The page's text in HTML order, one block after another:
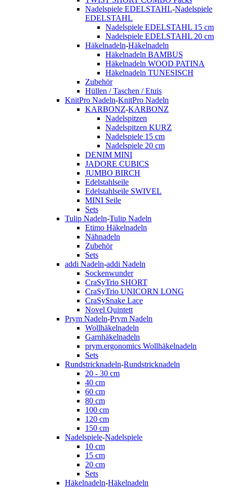
Nadelspiele EDELSTAHL-Nadelspiele
EDELSTAHL
Nadelspiele EDELSTAHL 15 cm
Nadelspiele EDELSTAHL 20 cm
Häkelnadeln-Häkelnadeln
Häkelnadeln BAMBUS
Häkelnadeln WOOD PATINA
Häkelnadeln TUNESISCH
Zubehör
Hüllen / Taschen / Etuis
KnitPro Nadeln-KnitPro Nadeln
KARBONZ-KARBONZ
Nadelspitzen
Nadelspitzen KURZ
Nadelspiele 15 cm
Nadelspiele 20 cm
DENIM MINI
JADORE CUBICS
JUMBO BIRCH
Edelstahlseile
Edelstahlseile SWIVEL
MINI Seile
Sets
Tulip Nadeln-Tulip Nadeln
Etimo Häkelnadeln
Nähnadeln
Zubehör
Sets
addi Nadeln-addi Nadeln
Sockenwunder
CraSyTrio SHORT
CraSyTrio UNICORN LONG
CraSySnake Lace
Novel Quintett
Prym Nadeln-Prym Nadeln
Wollhäkelnadeln
Garnhäkelnadeln
prym.ergonomics Wollhäkelnadeln
Sets
Rundstricknadeln-Rundstricknadeln
20 - 30 cm
40 cm
60 cm
80 cm
100 cm
120 cm
150 cm
Nadelspiele-Nadelspiele
10 cm
15 cm
20 cm
Sets
Häkelnadeln-Häkelnadeln